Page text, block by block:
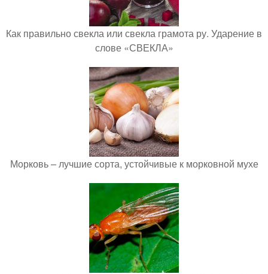
Как правильно свекла или свекла грамота ру. Ударение в
слове «СВЕКЛА»
Морковь – лучшие сорта, устойчивые к морковной мухе